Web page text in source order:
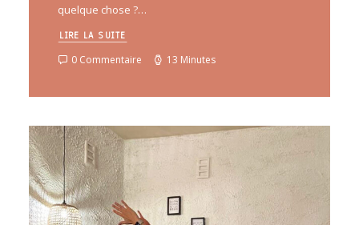
quelque chose ?…
LIRE LA SUITE
0 Commentaire 13 Minutes